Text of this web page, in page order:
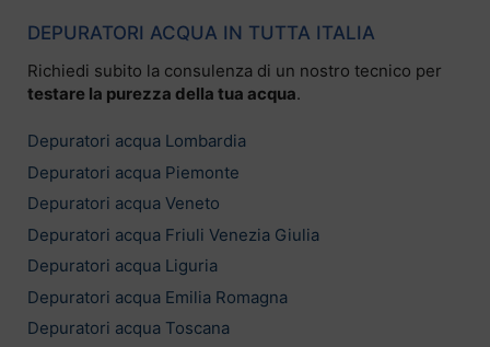
DEPURATORI ACQUA IN TUTTA ITALIA
Richiedi subito la consulenza di un nostro tecnico per
testare la purezza della tua acqua.
Depuratori acqua Lombardia
Depuratori acqua Piemonte
Depuratori acqua Veneto
Depuratori acqua Friuli Venezia Giulia
Depuratori acqua Liguria
Depuratori acqua Emilia Romagna
Depuratori acqua Toscana